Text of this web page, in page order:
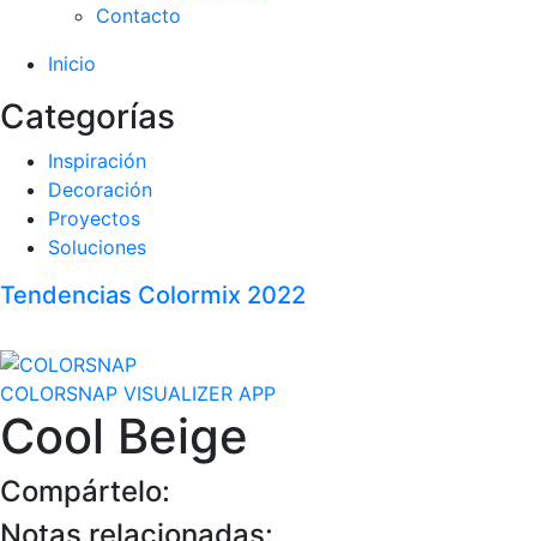
Contacto
Inicio
Categorías
Inspiración
Decoración
Proyectos
Soluciones
Tendencias Colormix 2022
COLORSNAP VISUALIZER APP
Cool Beige
Compártelo:
Notas relacionadas: